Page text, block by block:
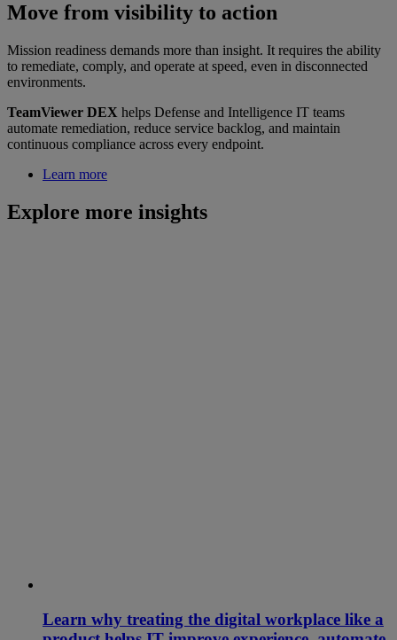
Move from visibility to action
Mission readiness demands more than insight. It requires the ability
to remediate, comply, and operate at speed, even in disconnected
environments.
TeamViewer DEX helps Defense and Intelligence IT teams
automate remediation, reduce service backlog, and maintain
continuous compliance across every endpoint.
Learn more
Explore more insights
Learn why treating the digital workplace like a